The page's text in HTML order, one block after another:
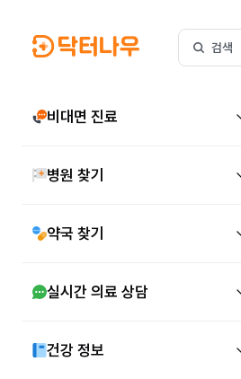
검색
비대면 진료
병원 찾기
약국 찾기
실시간 의료 상담
건강 정보